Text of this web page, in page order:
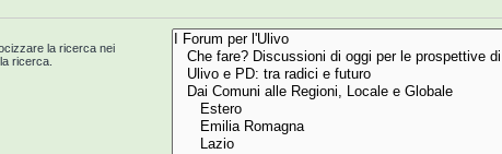
la ricerca nei
ricerca.